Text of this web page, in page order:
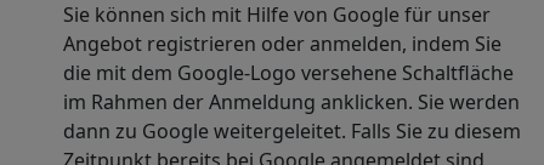
Sie können sich mit Hilfe von Google für unser
Angebot registrieren oder anmelden, indem Sie
die mit dem Google-Logo versehene Schaltfläche
im Rahmen der Anmeldung anklicken. Sie werden
dann zu Google weitergeleitet. Falls Sie zu diesem